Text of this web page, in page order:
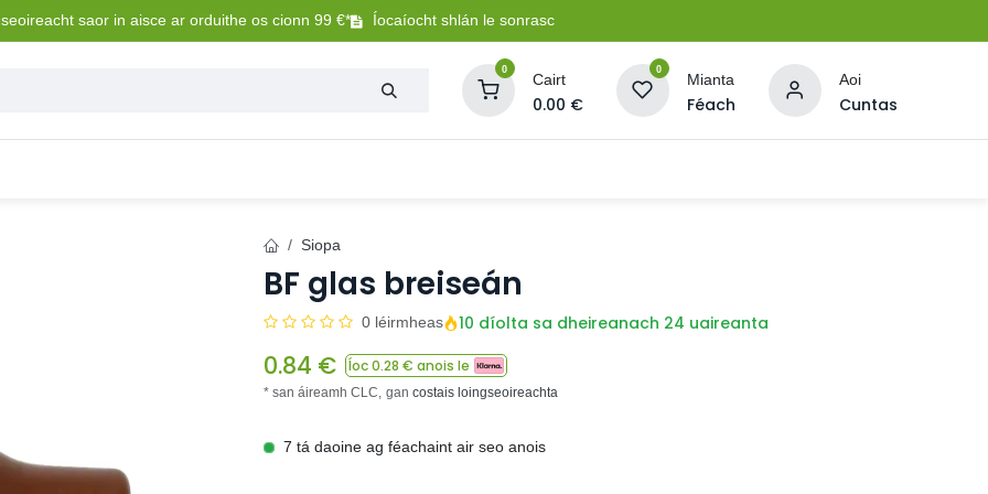
saor in aisce ar orduithe os cionn 99 €* Íocaíocht shlán le sonrasc
0
Cairt
0.00 €
0
Mianta
Féach
Aoi
Cuntas
Siopa
BF glas breiseán
0 léirmheas 10 díolta sa dheireanach 24 uaireanta
0.84 € Íoc0.28 € anois le
* san áireamh CLC, gan costais loingseoireachta
7 tá daoine ag féachaint air seo anois